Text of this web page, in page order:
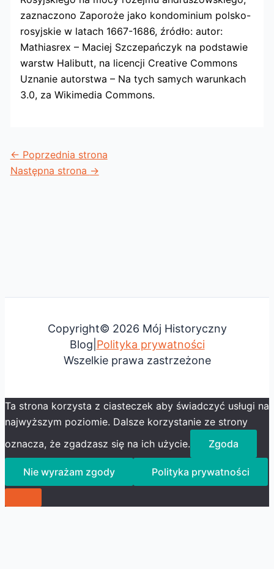
zaznaczono Zaporoże jako kondominium polsko-
rosyjskie w latach 1667-1686, źródło: autor:
Mathiasrex – Maciej Szczepańczyk na podstawie
warstw Halibutt, na licencji Creative Commons
Uznanie autorstwa – Na tych samych warunkach
3.0, za Wikimedia Commons.
← Poprzednia strona
Następna strona →
Copyright© 2026 Mój Historyczny
Blog| Polityka prywatności
Wszelkie prawa zastrzeżone
Ta strona korzysta z ciasteczek aby świadczyć usługi na
najwyższym poziomie. Dalsze korzystanie ze strony
oznacza, że zgadzasz się na ich użycie.
Zgoda
Nie wyrażam zgody Polityka prywatności